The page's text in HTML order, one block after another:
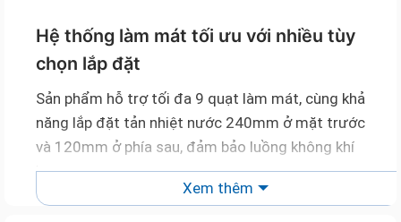
Hệ thống làm mát tối ưu với nhiều tùy
chọn lắp đặt
Sản phẩm hỗ trợ tối đa 9 quạt làm mát, cùng khả
năng lắp đặt tản nhiệt nước 240mm ở mặt trước
và 120mm ở phía sau, đảm bảo luồng không khí
luôn được duy trì ở mức tối ưu. Với thiết kế thông
minh này, XIGMATEK ALPHA META EN45004 giúp
Xem thêm